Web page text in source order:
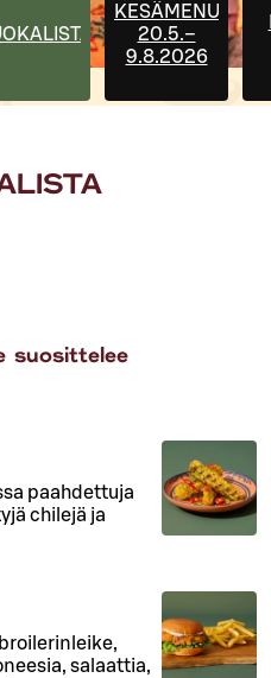
KESÄMENU
20.5.–
9.8.2026
suosittelee
paahdettuja
chilejä ja
salaattia,